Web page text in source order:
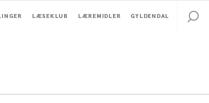
LÆSEKLUB LÆREMIDLER GYLDENDAL